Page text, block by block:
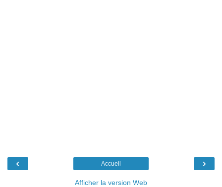
‹ ›
Accueil
Afficher la version Web